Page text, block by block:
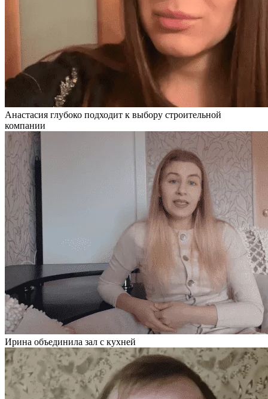
Анастасия глубоко подходит к выбору строительной
компании
Ирина объединила зал с кухней